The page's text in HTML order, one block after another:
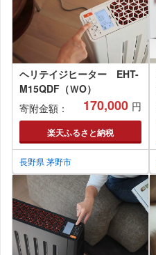
ヘリテイジヒーター EHT-
M15QDF（ＷO）
寄附金額：
170,000 円
楽天ふるさと納税
長野県 茅野市